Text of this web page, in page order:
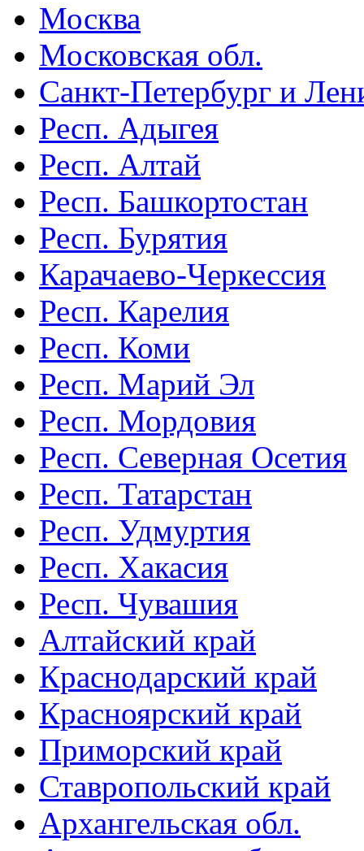
Москва
Московская обл.
Санкт-Петербург и
Респ. Адыгея
Респ. Алтай
Респ. Башкортостан
Респ. Бурятия
Карачаево-Черкессия
Респ. Карелия
Респ. Коми
Респ. Марий Эл
Респ. Мордовия
Респ. Северная Осетия
Респ. Татарстан
Респ. Удмуртия
Респ. Хакасия
Респ. Чувашия
Алтайский край
Краснодарский край
Красноярский край
Приморский край
Ставропольский край
Архангельская обл.